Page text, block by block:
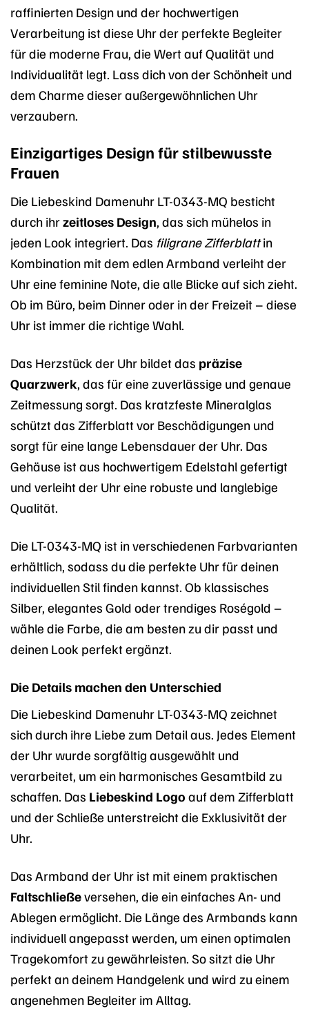
raffinierten Design und der hochwertigen
Verarbeitung ist diese Uhr der perfekte Begleiter
für die moderne Frau, die Wert auf Qualität und
Individualität legt. Lass dich von der Schönheit und
dem Charme dieser außergewöhnlichen Uhr
verzaubern.
Einzigartiges Design für stilbewusste
Frauen
Die Liebeskind Damenuhr LT-0343-MQ besticht
durch ihrzeitloses Design, das sich mühelos in
jeden Look integriert. Das filigrane Zifferblattin
Kombination mit dem edlen Armband verleiht der
Uhr eine feminine Note, die alle Blicke auf sich zieht.
Ob im Büro, beim Dinner oder in der Freizeit – diese
Uhr ist immer die richtige Wahl.
Das Herzstück der Uhr bildet das präzise
Quarzwerk, das für eine zuverlässige und genaue
Zeitmessung sorgt. Das kratzfeste Mineralglas
schützt das Zifferblatt vor Beschädigungen und
sorgt für eine lange Lebensdauer der Uhr. Das
Gehäuse ist aus hochwertigem Edelstahl gefertigt
und verleiht der Uhr eine robuste und langlebige
Qualität.
Die LT-0343-MQ ist in verschiedenen Farbvarianten
erhältlich, sodass du die perfekte Uhr für deinen
individuellen Stil finden kannst. Ob klassisches
Silber, elegantes Gold oder trendiges Roségold –
wähle die Farbe, die am besten zu dir passt und
deinen Look perfekt ergänzt.
Die Details machen den Unterschied
Die Liebeskind Damenuhr LT-0343-MQ zeichnet
sich durch ihre Liebe zum Detail aus. Jedes Element
der Uhr wurde sorgfältig ausgewählt und
verarbeitet, um ein harmonisches Gesamtbild zu
schaffen. Das Liebeskind Logo auf dem Zifferblatt
und der Schließe unterstreicht die Exklusivität der
Uhr.
Das Armband der Uhr ist mit einem praktischen
Faltschließeversehen, die ein einfaches An- und
Ablegen ermöglicht. Die Länge des Armbands kann
individuell angepasst werden, um einen optimalen
Tragekomfort zu gewährleisten. So sitzt die Uhr
perfekt an deinem Handgelenk und wird zu einem
angenehmen Begleiter im Alltag.